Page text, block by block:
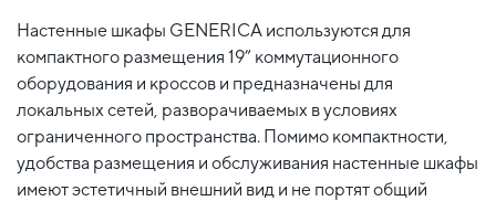
Настенные шкафы GENERICA используются для
компактного размещения 19” коммутационного
оборудования и кроссов и предназначены для
локальных сетей, разворачиваемых в условиях
ограниченного пространства. Помимо компактности,
удобства размещения и обслуживания настенные шкафы
имеют эстетичный внешний вид и не портят общий